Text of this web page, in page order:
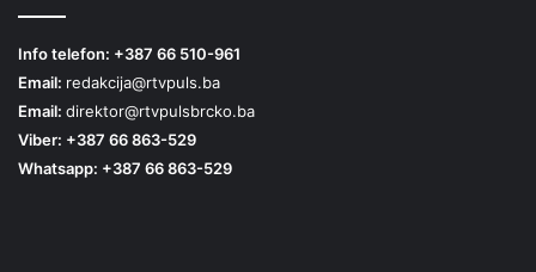
Info telefon: +387 66 510-961
Email: redakcija@rtvpuls.ba
Email: direktor@rtvpulsbrcko.ba
Viber: +387 66 863-529
Whatsapp: +387 66 863-529